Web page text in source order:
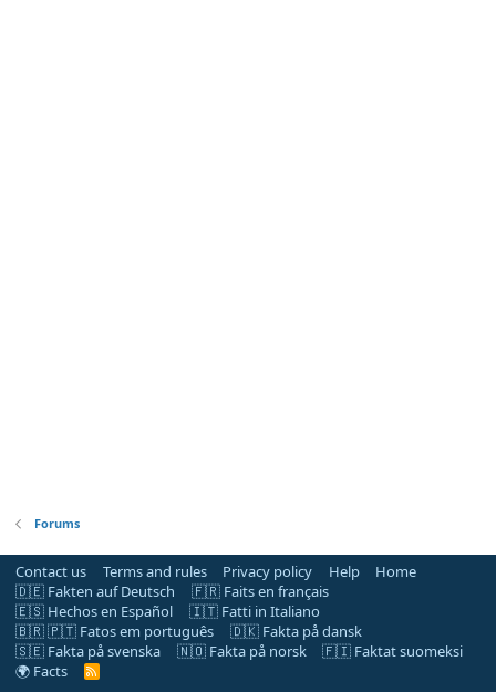
Forums
Contact us Terms and rules Privacy policy Help
Home
🇩🇪 Fakten auf Deutsch
🇫🇷 Faits en français
🇪🇸 Hechos en Español
🇮🇹 Fatti in Italiano
🇧🇷 🇵🇹 Fatos em português
🇩🇰 Fakta på dansk
🇸🇪 Fakta på svenska
🇳🇴 Fakta på norsk
🇫🇮 Faktat suomeksi
🌍 Facts
R